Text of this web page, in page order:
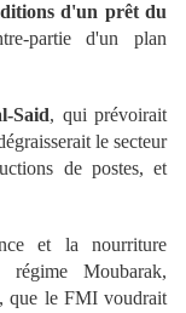
d'un prêt du
partie d'un plan
Said, qui prévoirait
le secteur
de postes, et
et la nourriture
régime Moubarak,
que le FMI voudrait